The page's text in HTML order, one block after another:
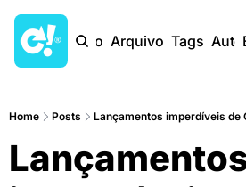
Início Arquivo Tags
Home Posts Lançamentos imperdíveis de